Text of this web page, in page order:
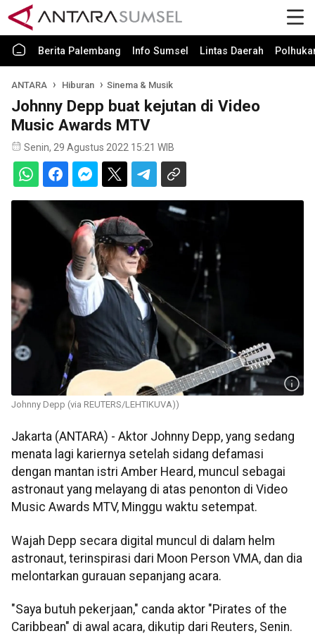
Berita Palembang Info Sumsel Lintas Daerah
ANTARA Hiburan Sinema & Musik
Johnny Depp buat kejutan di Video
Music Awards MTV
Senin, 29 Agustus 2022 15:21 WIB
Johnny Depp (via REUTERS/LEHTIKUVA))
Jakarta (ANTARA) - Aktor Johnny Depp, yang sedang
menata lagi kariernya setelah sidang defamasi
dengan mantan istri Amber Heard, muncul sebagai
astronaut yang melayang di atas penonton di Video
Music Awards MTV, Minggu waktu setempat.
Wajah Depp secara digital muncul di dalam helm
astronaut, terinspirasi dari Moon Person VMA, dan dia
melontarkan gurauan sepanjang acara.
"Saya butuh pekerjaan," canda aktor "Pirates of the
Caribbean" di awal acara, dikutip dari Reuters, Senin.